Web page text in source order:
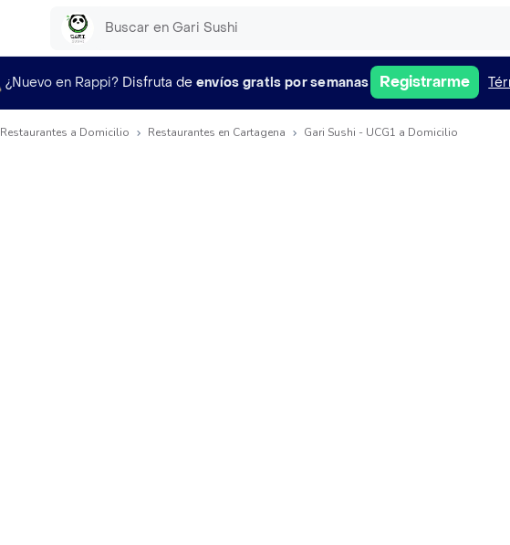
¿Nuevo en Rappi? Disfruta de envíos gratis por semanas Registrarme
Restaurantes a Domicilio Restaurantes en Cartagena Gari Sushi - UCG1 a Domicilio